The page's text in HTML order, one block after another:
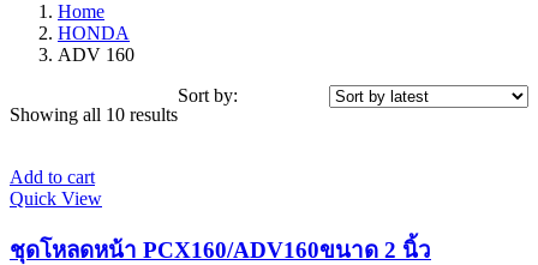
Home
HONDA
ADV 160
Showing all 10 results
Sort by:
Add to cart
Quick View
ชุดโหลดหน้า PCX160/ADV160ขนาด 2 นิ้ว